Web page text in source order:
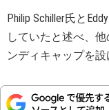
Philip Schiller氏と
していたと述べ、
ンディキャップを設